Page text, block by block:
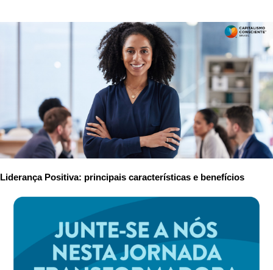
Liderança Positiva: principais características e benefícios